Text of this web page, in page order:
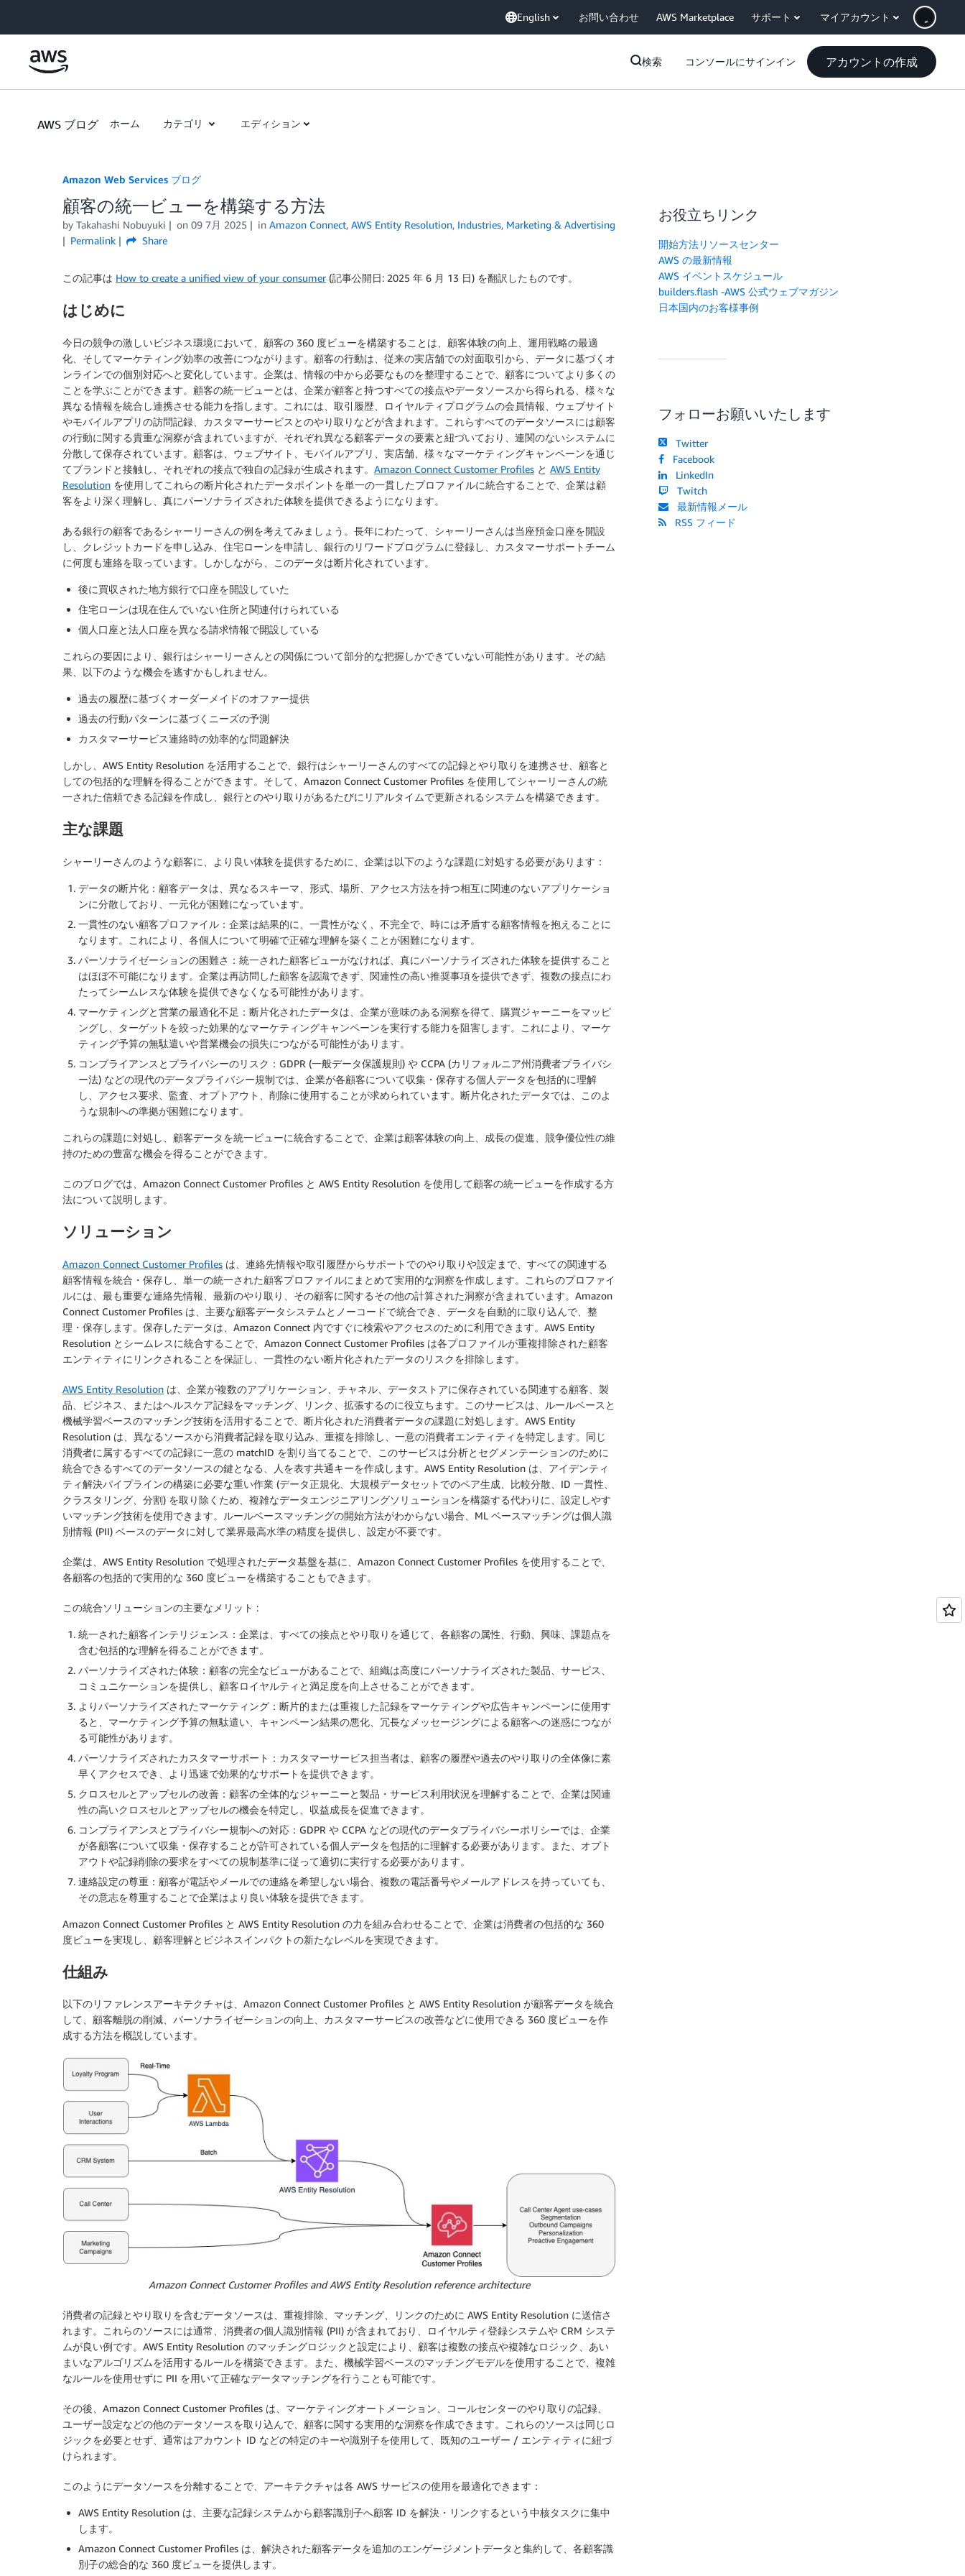
English お問い合わせ AWS Marketplace サポート マイアカウント
検索 コンソールにサインイン アカウントの作成
AWS ブログ ホーム カテゴリ エディション
Amazon Web Services ブログ
顧客の統一ビューを構築する方法
by Takahashi Nobuyuki on 09 7月 2025 in Amazon Connect, AWS Entity Resolution, Industries, Marketing & Advertising
Permalink
Share
この記事は How to create a unified view of your consumer(記事公開日: 2025 年 6 月 13 日) を翻訳したものです。
はじめに
今日の競争の激しいビジネス環境において、顧客の 360 度ビューを構築することは、顧客体験の向上、運用戦略の最適
化、そしてマーケティング効率の改善につながります。顧客の行動は、従来の実店舗での対面取引から、データに基づくオ
ンラインでの個別対応へと変化しています。企業は、情報の中から必要なものを整理することで、顧客についてより多くの
ことを学ぶことができます。顧客の統一ビューとは、企業が顧客と持つすべての接点やデータソースから得られる、様々な
異なる情報を統合し連携させる能力を指します。これには、取引履歴、ロイヤルティプログラムの会員情報、ウェブサイト
やモバイルアプリの訪問記録、カスタマーサービスとのやり取りなどが含まれます。これらすべてのデータソースには顧客
の行動に関する貴重な洞察が含まれていますが、それぞれ異なる顧客データの要素と紐づいており、連関のないシステムに
分散して保存されています。顧客は、ウェブサイト、モバイルアプリ、実店舗、様々なマーケティングキャンペーンを通じ
てブランドと接触し、それぞれの接点で独自の記録が生成されます。 Amazon Connect Customer Profiles と AWS Entity
Resolution を使用してこれらの断片化されたデータポイントを単一の一貫したプロファイルに統合することで、企業は顧
客をより深く理解し、真にパーソナライズされた体験を提供できるようになります。
ある銀行の顧客であるシャーリーさんの例を考えてみましょう。長年にわたって、シャーリーさんは当座預金口座を開設
し、クレジットカードを申し込み、住宅ローンを申請し、銀行のリワードプログラムに登録し、カスタマーサポートチーム
に何度も連絡を取っています。しかしながら、このデータは断片化されています。
後に買収された地方銀行で口座を開設していた
住宅ローンは現在住んでいない住所と関連付けられている
個人口座と法人口座を異なる請求情報で開設している
これらの要因により、銀行はシャーリーさんとの関係について部分的な把握しかできていない可能性があります。その結
果、以下のような機会を逃すかもしれません。
過去の履歴に基づくオーダーメイドのオファー提供
過去の行動パターンに基づくニーズの予測
カスタマーサービス連絡時の効率的な問題解決
しかし、AWS Entity Resolution を活用することで、銀行はシャーリーさんのすべての記録とやり取りを連携させ、顧客と
しての包括的な理解を得ることができます。そして、Amazon Connect Customer Profiles を使用してシャーリーさんの統
一された信頼できる記録を作成し、銀行とのやり取りがあるたびにリアルタイムで更新されるシステムを構築できます。
主な課題
シャーリーさんのような顧客に、より良い体験を提供するために、企業は以下のような課題に対処する必要があります：
データの断片化 ：顧客データは、異なるスキーマ、形式、場所、アクセス方法を持つ相互に関連のないアプリケーショ
ンに分散しており、一元化が困難になっています。
一貫性のない顧客プロファイル ：企業は結果的に、一貫性がなく、不完全で、時には矛盾する顧客情報を抱えることに
なります。これにより、各個人について明確で正確な理解を築くことが困難になります。
パーソナライゼーションの困難さ ：統一された顧客ビューがなければ、真にパーソナライズされた体験を提供すること
はほぼ不可能になります。企業は再訪問した顧客を認識できず、関連性の高い推奨事項を提供できず、複数の接点にわ
たってシームレスな体験を提供できなくなる可能性があります。
マーケティングと営業の最適化不足 ：断片化されたデータは、企業が意味のある洞察を得て、購買ジャーニーをマッピ
ングし、ターゲットを絞った効果的なマーケティングキャンペーンを実行する能力を阻害します。これにより、マーケ
ティング予算の無駄遣いや営業機会の損失につながる可能性があります。
コンプライアンスとプライバシーのリスク ：GDPR (一般データ保護規則) や CCPA (カリフォルニア州消費者プライバシ
ー法) などの現代のデータプライバシー規制では、企業が各顧客について収集・保存する個人データを包括的に理解
し、アクセス要求、監査、オプトアウト、削除に使用することが求められています。断片化されたデータでは、このよ
うな規制への準拠が困難になります。
これらの課題に対処し、顧客データを統一ビューに統合することで、企業は顧客体験の向上、成長の促進、競争優位性の維
持のための豊富な機会を得ることができます。
このブログでは、Amazon Connect Customer Profiles と AWS Entity Resolution を使用して顧客の統一ビューを作成する方
法について説明します。
ソリューション
Amazon Connect Customer Profiles は、連絡先情報や取引履歴からサポートでのやり取りや設定まで、すべての関連する
顧客情報を統合・保存し、単一の統一された顧客プロファイルにまとめて実用的な洞察を作成します。これらのプロファイ
ルには、最も重要な連絡先情報、最新のやり取り、その顧客に関するその他の計算された洞察が含まれています。Amazon
Connect Customer Profiles は、主要な顧客データシステムとノーコードで統合でき、データを自動的に取り込んで、整
理・保存します。保存したデータは、Amazon Connect 内ですぐに検索やアクセスのために利用できます。AWS Entity
Resolution とシームレスに統合することで、Amazon Connect Customer Profiles は各プロファイルが重複排除された顧客
エンティティにリンクされることを保証し、一貫性のない断片化されたデータのリスクを排除します。
AWS Entity Resolution は、企業が複数のアプリケーション、チャネル、データストアに保存されている関連する顧客、製
品、ビジネス、またはヘルスケア記録をマッチング、リンク、拡張するのに役立ちます。このサービスは、ルールベースと
機械学習ベースのマッチング技術を活用することで、断片化された消費者データの課題に対処します。AWS Entity
Resolution は、異なるソースから消費者記録を取り込み、重複を排除し、一意の消費者エンティティを特定します。同じ
消費者に属するすべての記録に一意の matchID を割り当てることで、このサービスは分析とセグメンテーションのために
統合できるすべてのデータソースの鍵となる、人を表す共通キーを作成します。AWS Entity Resolution は、アイデンティ
ティ解決パイプラインの構築に必要な重い作業 (データ正規化、大規模データセットでのペア生成、比較分散、ID 一貫性、
クラスタリング、分割) を取り除くため、複雑なデータエンジニアリングソリューションを構築する代わりに、設定しやす
いマッチング技術を使用できます。ルールベースマッチングの開始方法がわからない場合、ML ベースマッチングは個人識
別情報 (PII) ベースのデータに対して業界最高水準の精度を提供し、設定が不要です。
企業は、AWS Entity Resolution で処理されたデータ基盤を基に、Amazon Connect Customer Profiles を使用することで、
各顧客の包括的で実用的な 360 度ビューを構築することもできます。
この統合ソリューションの主要なメリット :
統一された顧客インテリジェンス ：企業は、すべての接点とやり取りを通じて、各顧客の属性、行動、興味、課題点を
含む包括的な理解を得ることができます。
パーソナライズされた体験 ：顧客の完全なビューがあることで、組織は高度にパーソナライズされた製品、サービス、
コミュニケーションを提供し、顧客ロイヤルティと満足度を向上させることができます。
よりパーソナライズされたマーケティング ：断片的または重複した記録をマーケティングや広告キャンペーンに使用す
ると、マーケティング予算の無駄遣い、キャンペーン結果の悪化、冗長なメッセージングによる顧客への迷惑につなが
る可能性があります。
パーソナライズされたカスタマーサポート ：カスタマーサービス担当者は、顧客の履歴や過去のやり取りの全体像に素
早くアクセスでき、より迅速で効果的なサポートを提供できます。
クロスセルとアップセルの改善 ：顧客の全体的なジャーニーと製品・サービス利用状況を理解することで、企業は関連
性の高いクロスセルとアップセルの機会を特定し、収益成長を促進できます。
コンプライアンスとプライバシー規制への対応 ：GDPR や CCPA などの現代のデータプライバシーポリシーでは、企業
が各顧客について収集・保存することが許可されている個人データを包括的に理解する必要があります。また、オプト
アウトや記録削除の要求をすべての規制基準に従って適切に実行する必要があります。
連絡設定の尊重 ：顧客が電話やメールでの連絡を希望しない場合、複数の電話番号やメールアドレスを持っていても、
その意志を尊重することで企業はより良い体験を提供できます。
Amazon Connect Customer Profiles と AWS Entity Resolution の力を組み合わせることで、企業は消費者の包括的な 360
度ビューを実現し、顧客理解とビジネスインパクトの新たなレベルを実現できます。
仕組み
以下のリファレンスアーキテクチャは、Amazon Connect Customer Profiles と AWS Entity Resolution が顧客データを統合
して、顧客離脱の削減、パーソナライゼーションの向上、カスタマーサービスの改善などに使用できる 360 度ビューを作
成する方法を概説しています。
Amazon Connect Customer Profiles and AWS Entity Resolution reference architecture
消費者の記録とやり取りを含むデータソースは、重複排除、マッチング、リンクのために AWS Entity Resolution に送信さ
れます。これらのソースには通常、消費者の個人識別情報 (PII) が含まれており、ロイヤルティ登録システムや CRM システ
ムが良い例です。AWS Entity Resolution のマッチングロジックと設定により、顧客は複数の接点や複雑なロジック、あい
まいなアルゴリズムを活用するルールを構築できます。また、機械学習ベースのマッチングモデルを使用することで、複雑
なルールを使用せずに PII を用いて正確なデータマッチングを行うことも可能です。
その後、Amazon Connect Customer Profiles は、マーケティングオートメーション、コールセンターのやり取りの記録、
ユーザー設定などの他のデータソースを取り込んで、顧客に関する実用的な洞察を作成できます。これらのソースは同じロ
ジックを必要とせず、通常はアカウント ID などの特定のキーや識別子を使用して、既知のユーザー / エンティティに紐づ
けられます。
このようにデータソースを分離することで、アーキテクチャは各 AWS サービスの使用を最適化できます：
AWS Entity Resolution は、主要な記録システムから顧客識別子へ顧客 ID を解決・リンクするという中核タスクに集中
します。
Amazon Connect Customer Profiles は、解決された顧客データを追加のエンゲージメントデータと集約して、各顧客識
別子の総合的な 360 度ビューを提供します。
お役立ちリンク
開始方法リソースセンター
AWS の最新情報
AWS イベントスケジュール
builders.flash -AWS 公式ウェブマガジン
日本国内のお客様事例
フォローお願いいたします
Twitter
Facebook
LinkedIn
Twitch
最新情報メール
RSS フィード